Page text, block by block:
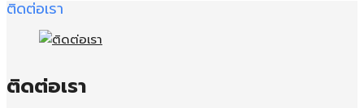
ติดต่อเรา
ติดต่อเรา